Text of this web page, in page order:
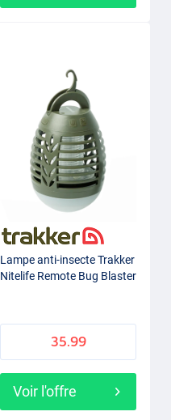
Lampe anti-insecte Trakker
Nitelife Remote Bug Blaster
35.99
Voir l'offre